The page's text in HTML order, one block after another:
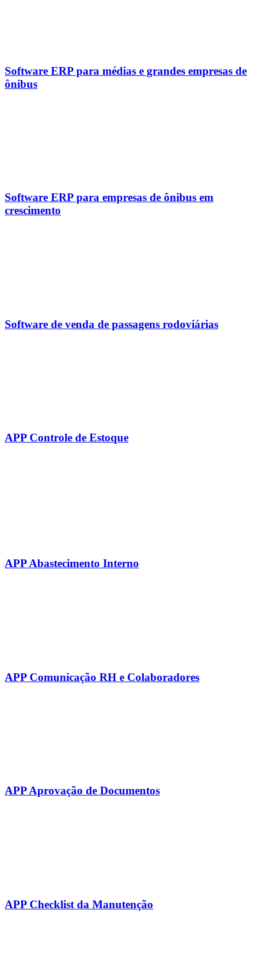
Software ERP para médias e grandes empresas de
ônibus
Software ERP para empresas de ônibus em
crescimento
Software de venda de passagens rodoviárias
APP Controle de Estoque
APP Abastecimento Interno
APP Comunicação RH e Colaboradores
APP Aprovação de Documentos
APP Checklist da Manutenção